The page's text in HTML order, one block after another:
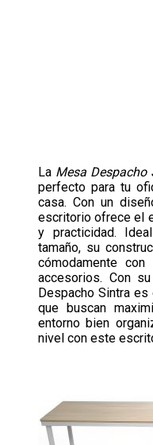
La Mesa Despacho
perfecto para tu
casa. Con un
escritorio ofrece el
y practicidad.
tamaño, su
cómodamente con
accesorios. Con
Despacho Sintra
que buscan
entorno bien
nivel con este